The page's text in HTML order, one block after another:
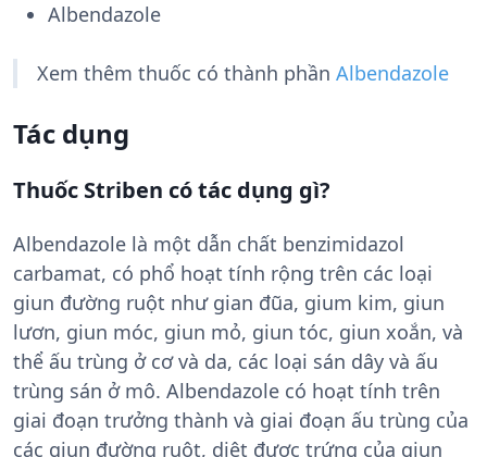
Albendazole
Xem thêm thuốc có thành phần Albendazole
Tác dụng
Thuốc Striben có tác dụng gì?
Albendazole là một dẫn chất benzimidazol
carbamat, có phổ hoạt tính rộng trên các loại
giun đường ruột như gian đũa, gium kim, giun
lươn, giun móc, giun mỏ, giun tóc, giun xoắn, và
thể ấu trùng ở cơ và da, các loại sán dây và ấu
trùng sán ở mô. Albendazole có hoạt tính trên
giai đoạn trưởng thành và giai đoạn ấu trùng của
các giun đường ruột, diệt được trứng của giun